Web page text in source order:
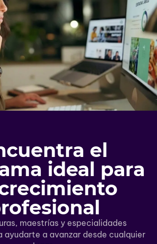
el
ideal para
maestrías y especialidades
ayudarte a avanzar desde cualquier